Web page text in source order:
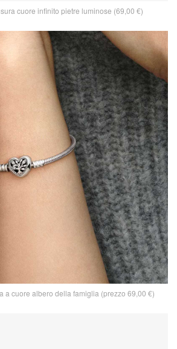
cuore infinito pietre luminose (69,00 €)
a cuore albero della famiglia (prezzo 69,00 €)